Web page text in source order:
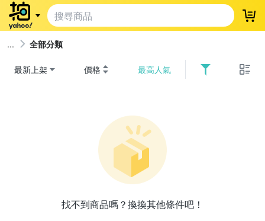
登
全部分類
最新上架 價格 最高人氣
找不到商品嗎？換換其他條件吧！